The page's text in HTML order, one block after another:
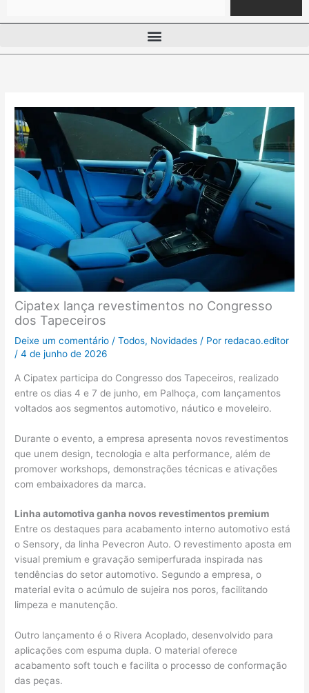
Cipatex lança revestimentos no Congresso
dos Tapeceiros
Deixe um comentário /Todos, Novidades / Por redacao.editor
/4 de junho de 2026
A Cipatex participa do Congresso dos Tapeceiros, realizado
entre os dias 4 e 7 de junho, em Palhoça, com lançamentos
voltados aos segmentos automotivo, náutico e moveleiro.
Durante o evento, a empresa apresenta novos revestimentos
que unem design, tecnologia e alta performance, além de
promover workshops, demonstrações técnicas e ativações
com embaixadores da marca.
Linha automotiva ganha novos revestimentos premium
Entre os destaques para acabamento interno automotivo está
o Sensory, da linha Pevecron Auto. O revestimento aposta em
visual premium e gravação semiperfurada inspirada nas
tendências do setor automotivo. Segundo a empresa, o
material evita o acúmulo de sujeira nos poros, facilitando
limpeza e manutenção.
Outro lançamento é o Rivera Acoplado, desenvolvido para
aplicações com espuma dupla. O material oferece
acabamento soft touch e facilita o processo de conformação
das peças.